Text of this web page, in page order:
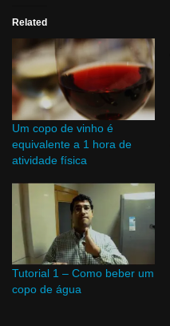
Related
Um copo de vinho é
equivalente a 1 hora de
atividade física
Tutorial 1 – Como beber um
copo de água